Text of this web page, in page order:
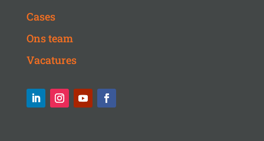
Cases
Ons team
Vacatures